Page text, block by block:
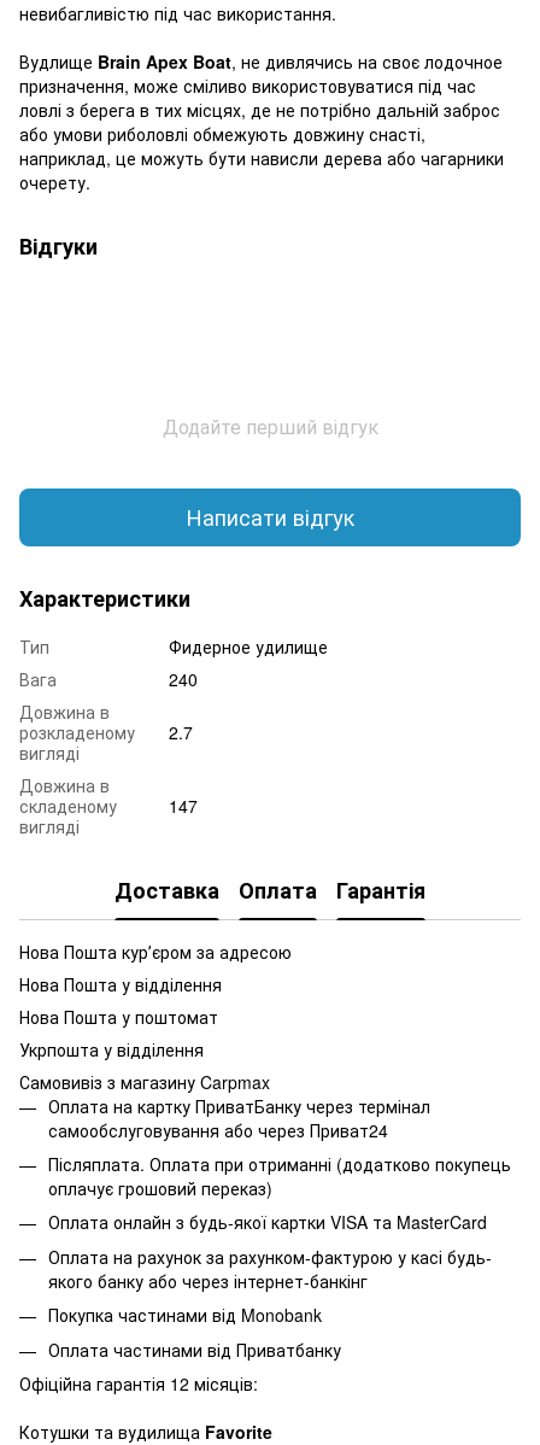
невибагливістю під час використання.
Вудлище Brain Apex Boat, не дивлячись на своє лодочное
призначення, може сміливо використовуватися під час
ловлі з берега в тих місцях, де не потрібно дальній заброс
або умови риболовлі обмежують довжину снасті,
наприклад, це можуть бути нависли дерева або чагарники
очерету.
Відгуки
Додайте перший відгук
Написати відгук
Характеристики
Тип
Фидерное удилище
Вага
240
Довжина в
розкладеному
вигляді
2.7
Довжина в
складеному
вигляді
147
Доставка Оплата Гарантія
Нова Пошта курʼєром за адресою
Нова Пошта у відділення
Нова Пошта у поштомат
Укрпошта у відділення
Самовивіз з магазину Carpmax
Оплата на картку ПриватБанку через термінал
самообслуговування або через Приват24
Післяплата. Оплата при отриманні (додатково покупець
оплачує грошовий переказ)
Оплата онлайн з будь-якої картки VISA та MasterCard
Оплата на рахунок за рахунком-фактурою у касі будь-
якого банку або через інтернет-банкінг
Покупка частинами від Monobank
Оплата частинами від Приватбанку
Офіційна гарантія 12 місяців:
Котушки та вудилища Favorite